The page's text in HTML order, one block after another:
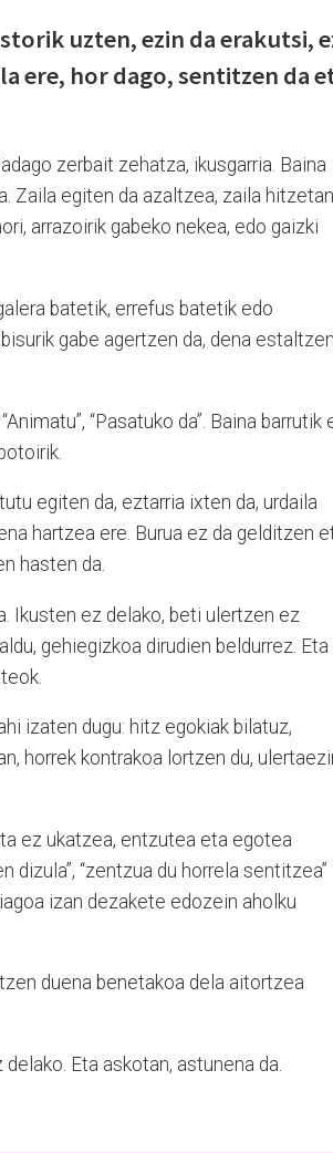
uzten, ezin da erakutsi,
ere, hor dago, sentitzen da
zerbait zehatza, ikusgarria. Baina
Zaila egiten da azaltzea, zaila hitzetan
arrazoirik gabeko nekea, edo gaizki
batetik, errefus batetik edo
gabe agertzen da, dena
“Pasatuko da”. Baina barrutik
egiten da, eztarria ixten da, urdaila
hartzea ere. Burua ez da gelditzen
hasten da.
Ikusten ez delako, beti ulertzen ez
gehiegizkoa dirudien beldurrez. Eta
izaten dugu: hitz egokiak bilatuz,
horrek kontrakoa lortzen du,
ez ukatzea, entzutea eta egotea
dizula”, “zentzua du horrela sentitzea”
izan dezakete edozein aholku
duena benetakoa dela aitortzea
Eta askotan, astunena da.